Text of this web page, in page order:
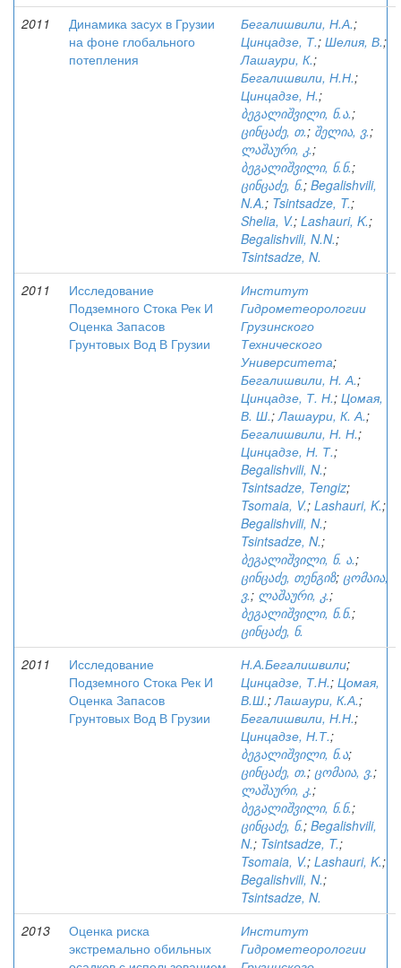
2011
Динамика засух в Грузии
на фоне глобального
потепления
Бегалишвили, Н.А.;
Цинцадзе, Т.; Шелия, В.;
Лашаури, К.;
Бегалишвили, Н.Н.;
Цинцадзе, Н.;
ბეგალიშვილი, ნ.ა.;
ცინცაძე, თ.; შელია, ვ.;
ლაშაური, კ.;
ბეგალიშვილი, ნ.ნ.;
ცინცაძე, ნ.; Begalishvili,
N.A.; Tsintsadze, T.;
Shelia, V.; Lashauri, K.;
Begalishvili, N.N.;
Tsintsadze, N.
2011
Исследование
Подземного Стока Рек И
Оценка Запасов
Грунтовых Вод В Грузии
Институт
Гидрометеорологии
Грузинского
Технического
Университета;
Бегалишвили, Н. А.;
Цинцадзе, Т. Н.; Цомая,
В. Ш.;Лашаури, К. А.;
Бегалишвили, Н. Н.;
Цинцадзе, Н. Т.;
Begalishvili, N.;
Tsintsadze, Tengiz;
Tsomaia, V.; Lashauri, K.;
Begalishvili, N.;
Tsintsadze, N.;
ბეგალიშვილი, ნ. ა.;
ცინცაძე, თენგიზ; ცომაია,
ვ.; ლაშაური, კ.;
ბეგალიშვილი, ნ.ნ.;
ცინცაძე, ნ.
2011
Исследование
Подземного Стока Рек И
Оценка Запасов
Грунтовых Вод В Грузии
Н.А.Бегалишвили;
Цинцадзе, Т.Н.; Цомая,
В.Ш.;Лашаури, К.А.;
Бегалишвили, Н.Н.;
Цинцадзе, Н.Т.;
ბეგალიშვილი, ნ.ა;
ცინცაძე, თ.; ცომაია, ვ.;
ლაშაური, კ.;
ბეგალიშვილი, ნ.ნ.;
ცინცაძე, ნ.; Begalishvili,
N.; Tsintsadze, T.;
Tsomaia, V.; Lashauri, K.;
Begalishvili, N.;
Tsintsadze, N.
2013
Оценка риска
экстремально обильных
Институт
Гидрометеорологии